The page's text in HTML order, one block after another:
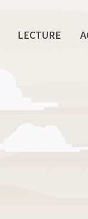
LECTURE